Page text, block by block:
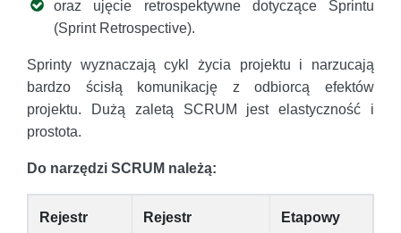
oraz ujęcie retrospektywne dotyczące Sprintu
(Sprint Retrospective).
Sprinty wyznaczają cykl życia projektu i narzucają
bardzo ścisłą komunikację z odbiorcą efektów
projektu. Dużą zaletą SCRUM jest elastyczność i
prostota.
Do narzędzi SCRUM należą:
Rejestr
Rejestr
Etapowy